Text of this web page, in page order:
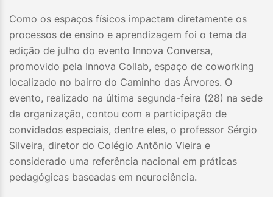
Como os espaços físicos impactam diretamente os
processos de ensino e aprendizagem foi o tema da
edição de julho do evento Innova Conversa,
promovido pela Innova Collab, espaço de coworking
localizado no bairro do Caminho das Árvores. O
evento, realizado na última segunda-feira (28) na sede
da organização, contou com a participação de
convidados especiais, dentre eles, o professor Sérgio
Silveira, diretor do Colégio Antônio Vieira e
considerado uma referência nacional em práticas
pedagógicas baseadas em neurociência.